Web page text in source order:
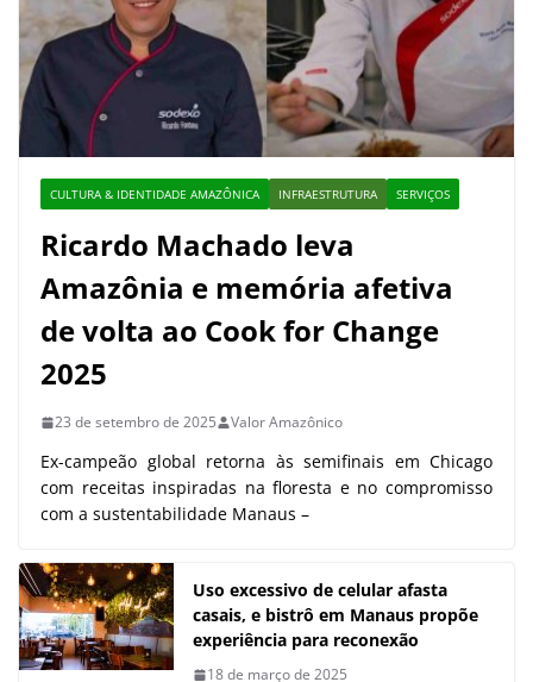
CULTURA & IDENTIDADE AMAZÔNICA INFRAESTRUTURA SERVIÇOS
Ricardo Machado leva
Amazônia e memória afetiva
de volta ao Cook for Change
2025
23 de setembro de 2025 Valor Amazônico
Ex-campeão global retorna às semifinais em Chicago
com receitas inspiradas na floresta e no compromisso
com a sustentabilidade Manaus –
Uso excessivo de celular afasta
casais, e bistrô em Manaus propõe
experiência para reconexão
18 de março de 2025